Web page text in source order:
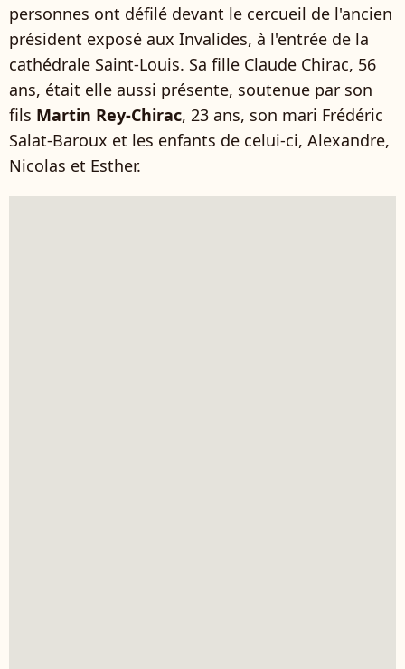
personnes ont défilé devant le cercueil de l'ancien
président exposé aux Invalides, à l'entrée de la
cathédrale Saint-Louis. Sa fille Claude Chirac, 56
ans, était elle aussi présente, soutenue par son
fils Martin Rey-Chirac, 23 ans, son mari Frédéric
Salat-Baroux et les enfants de celui-ci, Alexandre,
Nicolas et Esther.